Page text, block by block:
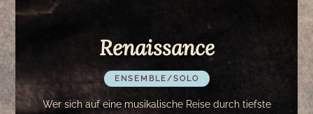
Renaissance
ENSEMBLE/SOLO
Wer sich auf eine musikalische Reise durch tiefste